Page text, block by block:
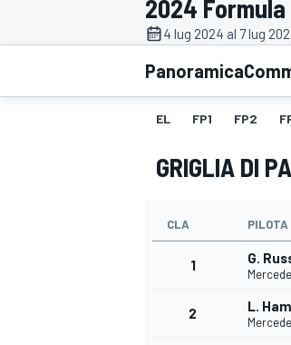
MOTOGP
WRC
2024 Formula
4 lug 2024 al 7 lug
Panoramica
EL FP1 FP2
GRIGLIA DI
CLA PILOTA
1 G.
2 L.